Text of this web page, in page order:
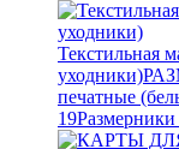
Текстильная
уходники)
печатные
19